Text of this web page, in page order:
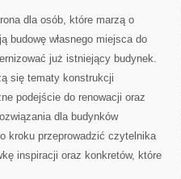
PORADY
I
dla osób, które marzą o
budowę własnego miejsca do
już istniejący budynek.
się tematy konstrukcji
podejście do renowacji oraz
dla budynków
kroku przeprowadzić czytelnika
inspiracji oraz konkretów, które